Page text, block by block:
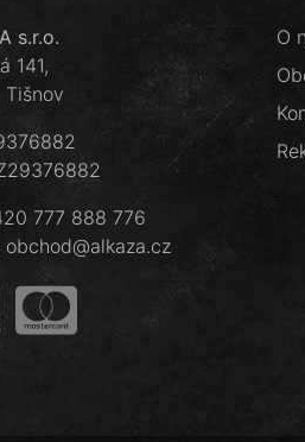
s.r.o.
141,
Tišnov
777 888 776
obchod@alkaza.cz
O